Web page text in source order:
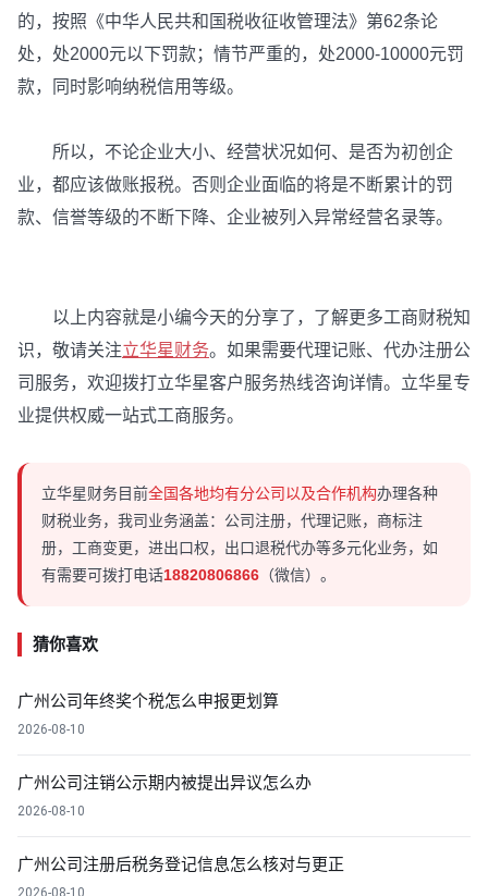
的，按照《中华人民共和国税收征收管理法》第62条论
处，处2000元以下罚款；情节严重的，处2000-10000元罚
款，同时影响纳税信用等级。
所以，不论企业大小、经营状况如何、是否为初创企
业，都应该做账报税。否则企业面临的将是不断累计的罚
款、信誉等级的不断下降、企业被列入异常经营名录等。
以上内容就是小编今天的分享了，了解更多工商财税知
识，敬请关注立华星财务。如果需要代理记账、代办注册公
司服务，欢迎拨打立华星客户服务热线咨询详情。立华星专
业提供权威一站式工商服务。
立华星财务目前全国各地均有分公司以及合作机构办理各种
财税业务，我司业务涵盖：公司注册，代理记账，商标注
册，工商变更，进出口权，出口退税代办等多元化业务，如
有需要可拨打电话18820806866 （微信）。
猜你喜欢
广州公司年终奖个税怎么申报更划算
2026-08-10
广州公司注销公示期内被提出异议怎么办
2026-08-10
广州公司注册后税务登记信息怎么核对与更正